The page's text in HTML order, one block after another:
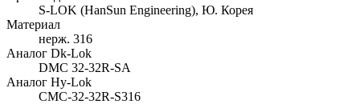
S-LOK (HanSun Engineering), Ю. Корея
Материал
нерж. 316
Аналог Dk-Lok
DMC 32-32R-SA
Аналог Hy-Lok
CMC-32-32R-S316